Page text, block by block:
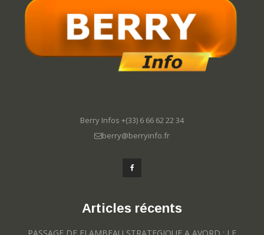
Berry Infos +(33) 6 66 62 22 34
berry@berryinfo.fr
Articles récents
PASSAGE DE FLAMBEAU STRATEGIQUE A AVORD : LE